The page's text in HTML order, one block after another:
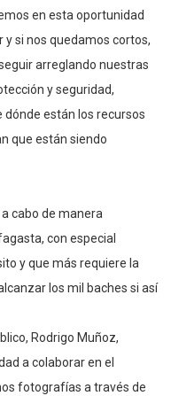
en esta oportunidad
si nos quedamos cortos,
arreglando nuestras
y seguridad,
están los recursos
que están siendo
cabo de manera
con especial
y que más requiere la
los mil baches si así
Rodrigo Muñoz,
a colaborar en el
fotografías a través de